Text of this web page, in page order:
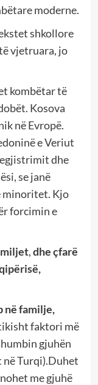
moderne.
shkollore
vjetruara, jo
kombëtar të
Kosova
në Evropë.
e Veriut
dhe
se janë
minoritet. Kjo
forcimin e
,dhe çfarë
në familje,
faktori më
gjuhën
në Turqi).Duhet
me gjuhë